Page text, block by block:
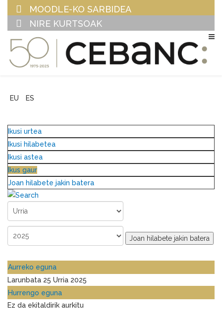
MOODLE-KO SARBIDEA
NIRE KURTSOAK
EU ES
Ikusi urtea
Ikusi hilabetea
Ikusi astea
Ikus gaur
Joan hilabete jakin batera
Joan hilabete jakin batera
Aurreko eguna
Larunbata 25 Urria 2025
Hurrengo eguna
Ez da ekitaldirik aurkitu